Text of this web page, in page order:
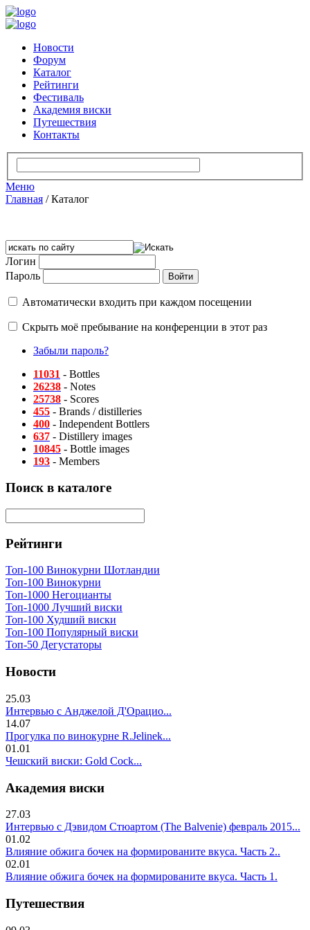
Новости
Форум
Каталог
Рейтинги
Фестиваль
Академия виски
Путешествия
Контакты
Меню
Главная /Каталог
Логин
Пароль
Автоматически входить при каждом посещении
Скрыть моё пребывание на конференции в этот раз
Забыли пароль?
11031 - Bottles
26238 - Notes
25738 - Scores
455 - Brands / distilleries
400 - Independent Bottlers
637 - Distillery images
10845 - Bottle images
193 - Members
Поиск в каталоге
Рейтинги
Топ-100 Винокурни Шотландии
Топ-100 Винокурни
Топ-1000 Негоцианты
Топ-1000 Лучший виски
Топ-100 Худший виски
Топ-100 Популярный виски
Топ-50 Дегустаторы
Новости
25.03
Интервью с Анджелой Д'Орацио...
14.07
Прогулка по винокурне R.Jelinek...
01.01
Чешский виски: Gold Cock...
Академия виски
27.03
Интервью с Дэвидом Стюартом (The Balvenie) февраль 2015...
01.02
Влияние обжига бочек на формированите вкуса. Часть 2..
02.01
Влияние обжига бочек на формированите вкуса. Часть 1.
Путешествия